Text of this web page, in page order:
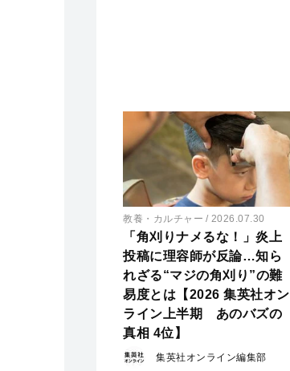
教養・カルチャー 2026.07.30
「角刈りナメるな！」炎上
投稿に理容師が反論…知ら
れざる“マジの角刈り”の難
易度とは【2026 集英社オン
ライン上半期 あのバズの
真相 4位】
集英社オンライン編集部